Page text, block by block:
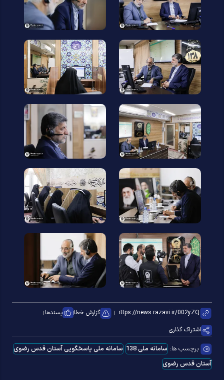
گزارش خطا
پسندها:
اشتراک گذاری
برچسب ها: سامانه ملی 138
سامانه ملی پاسخگویی آستان قدس رضوی
آستان قدس رضوی